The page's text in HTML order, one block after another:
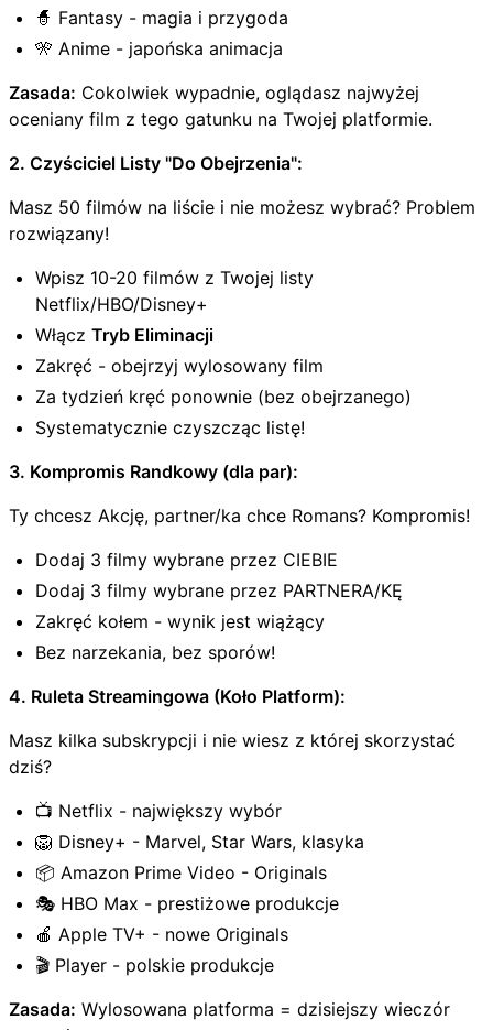
🧙 Fantasy - magia i przygoda
🎌 Anime - japońska animacja
Zasada: Cokolwiek wypadnie, oglądasz najwyżej
oceniany film z tego gatunku na Twojej platformie.
2. Czyściciel Listy "Do Obejrzenia":
Masz 50 filmów na liście i nie możesz wybrać? Problem
rozwiązany!
Wpisz 10-20 filmów z Twojej listy
Netflix/HBO/Disney+
Włącz Tryb Eliminacji
Zakręć - obejrzyj wylosowany film
Za tydzień kręć ponownie (bez obejrzanego)
Systematycznie czyszcząc listę!
3. Kompromis Randkowy (dla par):
Ty chcesz Akcję, partner/ka chce Romans? Kompromis!
Dodaj 3 filmy wybrane przez CIEBIE
Dodaj 3 filmy wybrane przez PARTNERA/KĘ
Zakręć kołem - wynik jest wiążący
Bez narzekania, bez sporów!
4. Ruleta Streamingowa (Koło Platform):
Masz kilka subskrypcji i nie wiesz z której skorzystać
dziś?
📺 Netflix - największy wybór
🦁 Disney+ - Marvel, Star Wars, klasyka
📦 Amazon Prime Video - Originals
🎭 HBO Max - prestiżowe produkcje
🍎 Apple TV+ - nowe Originals
🎬 Player - polskie produkcje
Zasada: Wylosowana platforma = dzisiejszy wieczór